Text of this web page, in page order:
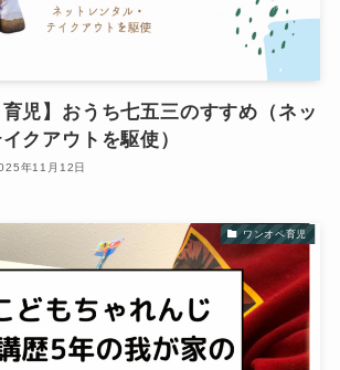
育児】おうち七五三のすすめ（ネッ
クアウトを駆使）
年11月12日
ワンオペ育児